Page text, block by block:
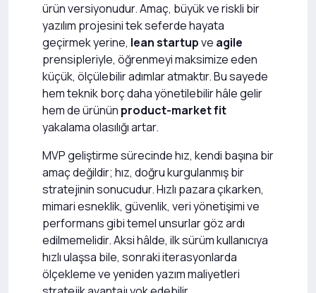
ürün versiyonudur. Amaç, büyük ve riskli bir
yazılım projesini tek seferde hayata
geçirmek yerine, lean startupve agile
prensipleriyle, öğrenmeyi maksimize eden
küçük, ölçülebilir adımlar atmaktır. Bu sayede
hem teknik borç daha yönetilebilir hâle gelir
hem de ürünün product-market fit
yakalama olasılığı artar.
MVP geliştirme sürecinde hız, kendi başına bir
amaç değildir; hız, doğru kurgulanmış bir
stratejinin sonucudur. Hızlı pazara çıkarken,
mimari esneklik, güvenlik, veri yönetişimi ve
performans gibi temel unsurlar göz ardı
edilmemelidir. Aksi hâlde, ilk sürüm kullanıcıya
hızlı ulaşsa bile, sonraki iterasyonlarda
ölçekleme ve yeniden yazım maliyetleri